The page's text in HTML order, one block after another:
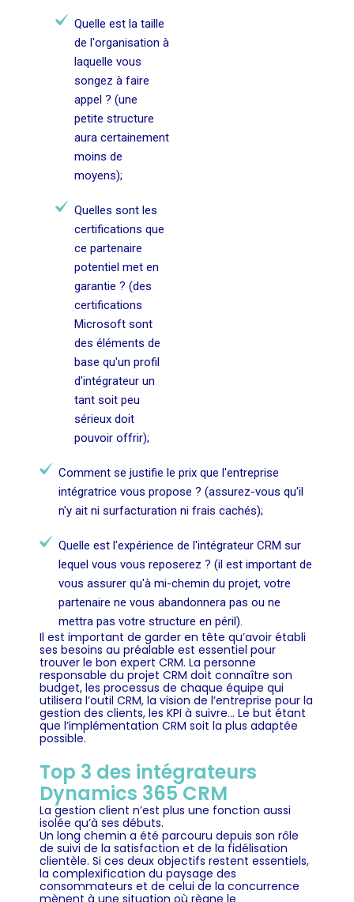
Quelle est la taille
de l'organisation à
laquelle vous
songez à faire
appel ? (une
petite structure
aura certainement
moins de
moyens);
Quelles sont les
certifications que
ce partenaire
potentiel met en
garantie ? (des
certifications
Microsoft sont
des éléments de
base qu'un profil
d'intégrateur un
tant soit peu
sérieux doit
pouvoir offrir);
Comment se justifie le prix que l'entreprise
intégratrice vous propose ? (assurez-vous qu'il
n'y ait ni surfacturation ni frais cachés);
Quelle est l'expérience de l'intégrateur CRM sur
lequel vous vous reposerez ? (il est important de
vous assurer qu'à mi-chemin du projet, votre
partenaire ne vous abandonnera pas ou ne
mettra pas votre structure en péril).
Il est important de garder en tête qu’avoir établi
ses besoins au préalable est essentiel pour
trouver le bon expert CRM. La personne
responsable du projet CRM doit connaître son
budget, les processus de chaque équipe qui
utilisera l’outil CRM, la vision de l’entreprise pour la
gestion des clients, les KPI à suivre… Le but étant
que l’implémentation CRM soit la plus adaptée
possible.
Top 3 des intégrateurs
Dynamics 365 CRM
La gestion client n’est plus une fonction aussi
isolée qu’à ses débuts.
Un long chemin a été parcouru depuis son rôle
de suivi de la satisfaction et de la fidélisation
clientèle. Si ces deux objectifs restent essentiels,
la complexification du paysage des
consommateurs et de celui de la concurrence
mènent à une situation où règne le